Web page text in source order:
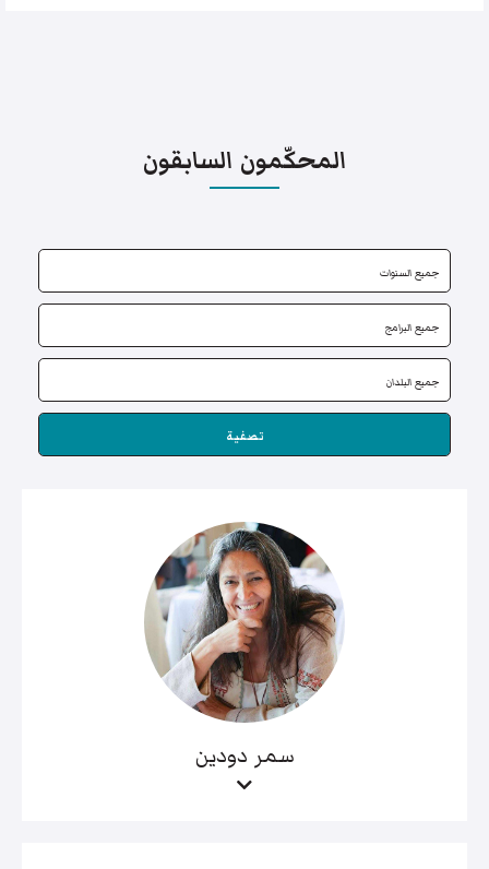
المحكّمون السابقون
تصفية
سمر دودين